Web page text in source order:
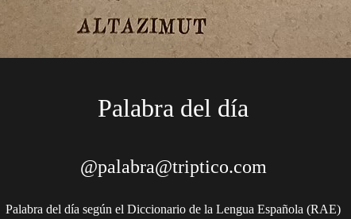
Palabra del día
@palabra@triptico.com
Palabra del día según el Diccionario de la Lengua Española (RAE)